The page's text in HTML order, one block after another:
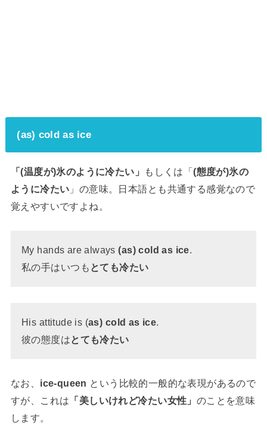
(as) cold as ice
「(温度が)氷のように冷たい」 もしくは「(態度が)氷の
ように冷たい 」の意味。日本語とも共通する感覚なので
覚えやすいですよね。
My hands are always(as) cold as ice.
私の手はいつも とても冷たい
His attitude is (as) cold as ice.
彼の態度はとても冷たい
なお、 ice-queen という比較的一般的な表現があるので
すが、これは 「美しいけれど冷たい女性」 のことを意味
します。